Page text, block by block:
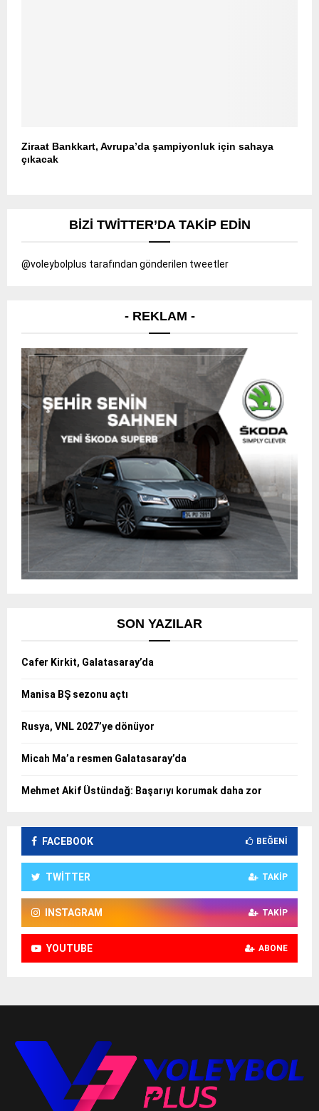
Ziraat Bankkart, Avrupa’da şampiyonluk için sahaya
çıkacak
BIZI TWITTER’DA TAKIP EDIN
@voleybolplus tarafından gönderilen tweetler
- REKLAM -
SON YAZILAR
Cafer Kirkit, Galatasaray’da
Manisa BŞ sezonu açtı
Rusya, VNL 2027’ye dönüyor
Micah Ma’a resmen Galatasaray’da
Mehmet Akif Üstündağ: Başarıyı korumak daha zor
FACEBOOK BEĞENI
TWITTER TAKIP
INSTAGRAM TAKIP
YOUTUBE ABONE